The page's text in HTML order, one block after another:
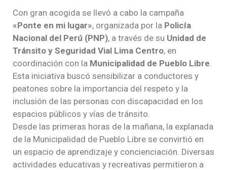
Con gran acogida se llevó a cabo la campaña
«Ponte en mi lugar», organizada por la Policía
Nacional del Perú (PNP), a través de su Unidad de
Tránsito y Seguridad Vial Lima Centro, en
coordinación con la Municipalidad de Pueblo Libre
Esta iniciativa buscó sensibilizar a conductores y
peatones sobre la importancia del respeto y la
inclusión de las personas con discapacidad en los
espacios públicos y vías de tránsito.
Desde las primeras horas de la mañana, la explanada
de la Municipalidad de Pueblo Libre se convirtió en
un espacio de aprendizaje y concienciación. Diversas
actividades educativas y recreativas permitieron a